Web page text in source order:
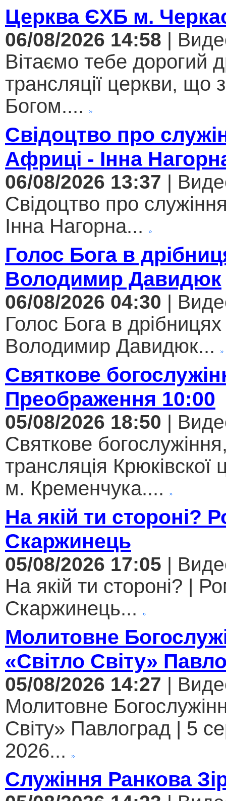
Церква ЄХБ м.
06/08/2026 14:58 |
Вітаємо тебе дорогий
трансляції церкви, що
Богом....
Свідоцтво про
Африці - Інна
06/08/2026 13:37 |
Свідоцтво про
Інна Нагорна...
Голос Бога в
Володимир Давидюк
06/08/2026 04:30 |
Голос Бога в
Володимир Давидюк...
Святкове
Преображення 10:00
05/08/2026 18:50 |
Святкове
трансляція
м. Кременчука....
На якій ти стороні?
Скаржинець
05/08/2026 17:05 |
На якій ти стороні? |
Скаржинець...
Молитовне
«Світло Світу»
05/08/2026 14:27 |
Молитовне
Світу» Павлоград | 5
2026...
Служіння Ранкова